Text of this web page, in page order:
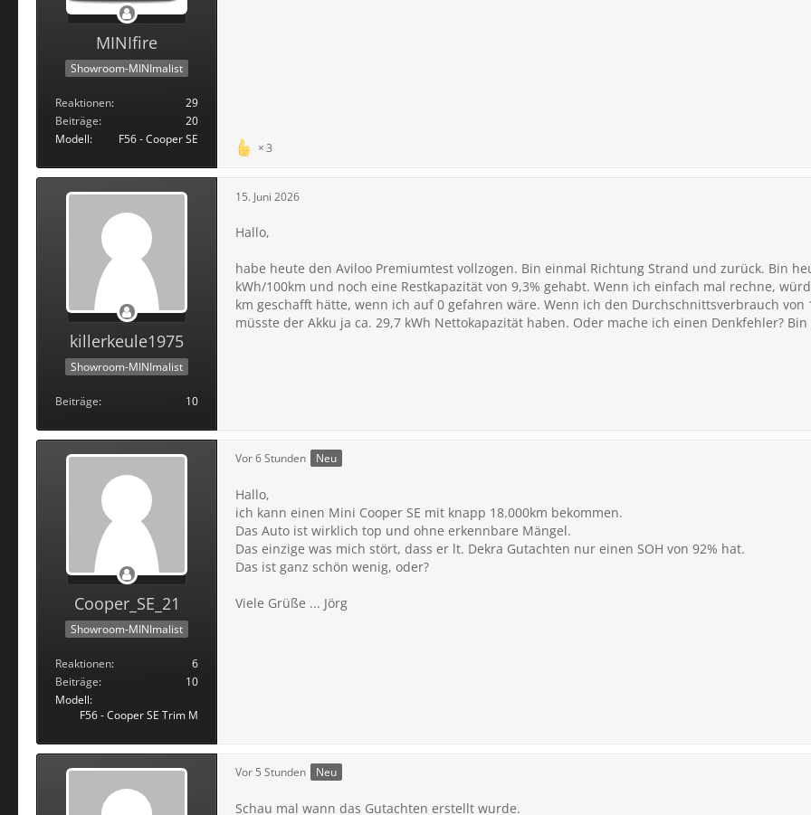
MINIfire
Showroom-MINImalist
Reaktionen
29
Beiträge
20
Modell
F56 - Cooper SE
3
killerkeule1975
Showroom-MINImalist
Beiträge 10
15. Juni 2026
Hallo,
habe heute den Aviloo Premiumtest vollzogen. Bin einmal Richtung Strand und zurück. Bin
kWh/100km und noch eine Restkapazität von 9,3% gehabt. Wenn ich einfach mal rechne,
km geschafft hätte, wenn ich auf 0 gefahren wäre. Wenn ich den Durchschnittsverbrauch von
müsste der Akku ja ca. 29,7 kWh Nettokapazität haben. Oder mache ich einen Denkfehler?
Cooper_SE_21
Showroom-MINImalist
Reaktionen
6
Beiträge
10
Modell
F56 - Cooper SE Trim M
Vor 6 Stunden Neu
Hallo,
ich kann einen Mini Cooper SE mit knapp 18.000km bekommen.
Das Auto ist wirklich top und ohne erkennbare Mängel.
Das einzige was mich stört, dass er lt. Dekra Gutachten nur einen SOH von 92% hat.
Das ist ganz schön wenig, oder?
Viele Grüße ... Jörg
Vor 5 Stunden Neu
Schau mal wann das Gutachten erstellt wurde.